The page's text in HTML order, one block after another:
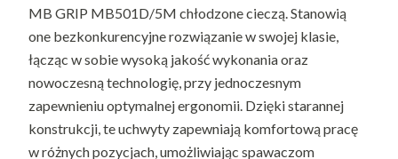
MB GRIP MB501D/5M chłodzone cieczą. Stanowią
one bezkonkurencyjne rozwiązanie w swojej klasie,
łącząc w sobie wysoką jakość wykonania oraz
nowoczesną technologię, przy jednoczesnym
zapewnieniu optymalnej ergonomii. Dzięki starannej
konstrukcji, te uchwyty zapewniają komfortową pracę
w różnych pozycjach, umożliwiając spawaczom